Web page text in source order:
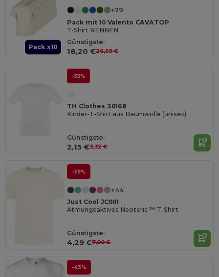
Pack x10
+29
Pack mit 10 Valento CAVATOP
T-Shirt RENNEN
Günstigste:
18,20 €26,59 €
-35%
TH Clothes 30168
Kinder-T-Shirt aus Baumwolle (unisex)
Günstigste:
2,15 €3,32 €
-39%
+44
Just Cool JC001
Atmungsaktives Neoteric ™ T-Shirt
Günstigste:
4,29 €7,00 €
-43%